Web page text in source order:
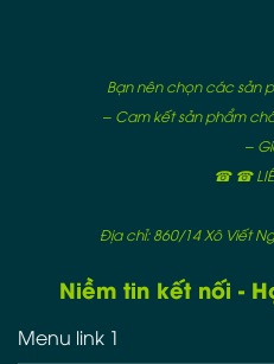
Bạn nên chọn các sản
– Cam kết sản phẩm
–
☎ ☎
Địa chỉ: 860/14 Xô Viết
Niềm tin kết nối -
Menu link 1